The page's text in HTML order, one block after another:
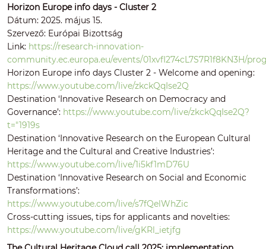
Horizon Europe info days - Cluster 2
Dátum: 2025. május 15.
Szervező: Európai Bizottság
Link: https://research-innovation-
community.ec.europa.eu/events/01xvfI274cL7S7R1f8KN3H/
Horizon Europe info days Cluster 2 - Welcome and opening:
https://www.youtube.com/live/zkckQqIse2Q
Destination ‘Innovative Research on Democracy and
Governance’: https://www.youtube.com/live/zkckQqIse2Q?
t="1919s
Destination ‘Innovative Research on the European Cultural
Heritage and the Cultural and Creative Industries’:
https://www.youtube.com/live/1i5kf1mD76U
Destination ‘Innovative Research on Social and Economic
Transformations’:
https://www.youtube.com/live/s7fQelWhZic
Cross-cutting issues, tips for applicants and novelties:
https://www.youtube.com/live/gKRl_ietjfg